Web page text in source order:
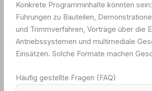
Konkrete Programminhalte könnten
Führungen zu Bauteilen,
und Trimmverfahren, Vorträge über die
Antriebssystemen und multimediale
Einsätzen. Solche Formate machen
Häufig gestellte Fragen (FAQ)